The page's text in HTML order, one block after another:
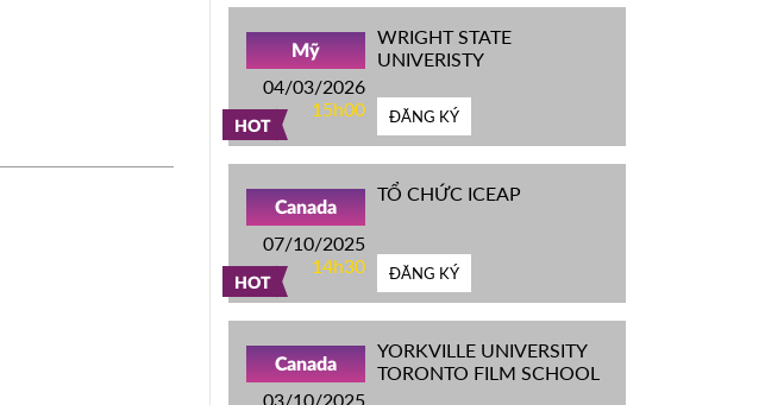
HOT
Mỹ
04/03/2026
15h00
WRIGHT STATE
UNIVERISTY
ĐĂNG KÝ
HOT
Canada
07/10/2025
14h30
TỔ CHỨC ICEAP
ĐĂNG KÝ
Canada
03/10/2025
YORKVILLE UNIVERSITY
TORONTO FILM SCHOOL